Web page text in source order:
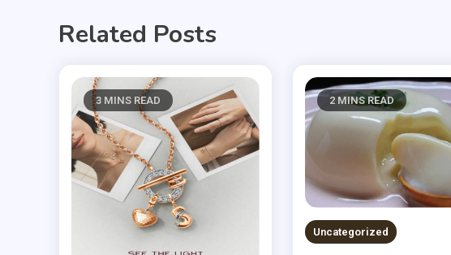
Related Posts
3 MINS READ 2 MINS READ
Uncategorized